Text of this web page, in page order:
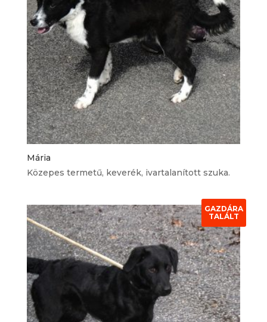
Mária
Közepes termetű, keverék, ivartalanított szuka.
GAZDÁRA
TALÁLT